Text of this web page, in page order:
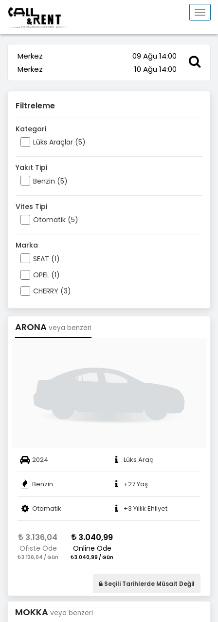
Merkez
09 Ağu 14:00
Merkez
10 Ağu 14:00
Filtreleme
Kategori
Lüks Araçlar (5)
Yakıt Tipi
Benzin (5)
Vites Tipi
Otomatik (5)
Marka
SEAT (1)
OPEL (1)
CHERRY (3)
ARONA veya benzeri
2024 Lüks Araç
Benzin +27 Yaş
Otomatik +3 Yıllık Ehliyet
3.136,04
Ofiste Öde
3.136,04 / Gün
3.040,99
Online Öde
3.040,99 / Gün
Seçili Tarihlerde Müsait Değil
MOKKA veya benzeri